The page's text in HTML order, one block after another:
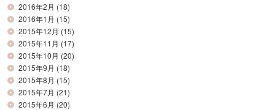
2016年2月 (18)
2016年1月 (15)
2015年12月 (15)
2015年11月 (17)
2015年10月 (20)
2015年9月 (18)
2015年8月 (15)
2015年7月 (21)
2015年6月 (20)